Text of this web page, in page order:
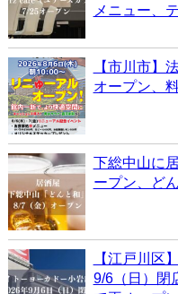
メニュー、
【市川市】
オープン、
下総中山に
ープン、ど
【江戸川区
9/6（日）閉